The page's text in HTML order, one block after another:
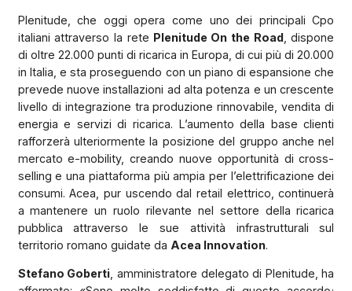
Plenitude, che oggi opera come uno dei principali Cpo
italiani attraverso la rete Plenitude On the Road, dispone
di oltre 22.000 punti di ricarica in Europa, di cui più di 20.000
in Italia, e sta proseguendo con un piano di espansione che
prevede nuove installazioni ad alta potenza e un crescente
livello di integrazione tra produzione rinnovabile, vendita di
energia e servizi di ricarica. L’aumento della base clienti
rafforzerà ulteriormente la posizione del gruppo anche nel
mercato e-mobility, creando nuove opportunità di cross-
selling e una piattaforma più ampia per l’elettrificazione dei
consumi. Acea, pur uscendo dal retail elettrico, continuerà
a mantenere un ruolo rilevante nel settore della ricarica
pubblica attraverso le sue attività infrastrutturali sul
territorio romano guidate da Acea Innovation.
Stefano Goberti , amministratore delegato di Plenitude, ha